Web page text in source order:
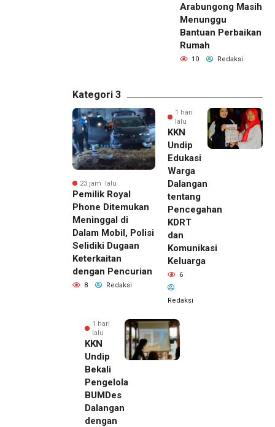
Arabungong Masih
Menunggu
Bantuan Perbaikan
Rumah
10 Redaksi
Kategori 3
23 jam lalu
Pemilik Royal
Phone Ditemukan
Meninggal di
Dalam Mobil, Polisi
Selidiki Dugaan
Keterkaitan
dengan Pencurian
8 Redaksi
1 hari
lalu
KKN
Undip
Edukasi
Warga
Dalangan
tentang
Pencegahan
KDRT
dan
Komunikasi
Keluarga
6
Redaksi
1 hari
lalu
KKN
Undip
Bekali
Pengelola
BUMDes
Dalangan
dengan